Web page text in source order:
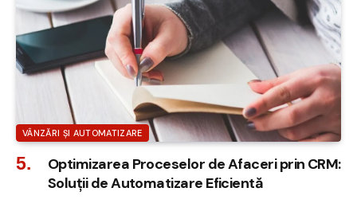
VÂNZĂRI ȘI AUTOMATIZARE
Optimizarea Proceselor de Afaceri prin CRM:
Soluții de Automatizare Eficientă